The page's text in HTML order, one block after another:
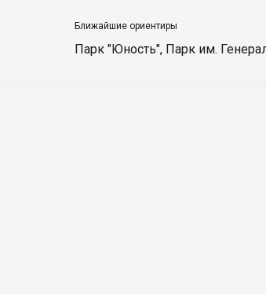
Ближайшие ориентиры
Парк "Юность", Парк им.